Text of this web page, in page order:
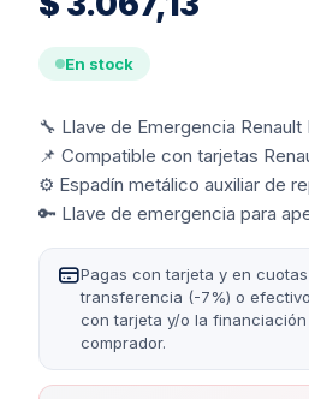
En stock
🔧 Llave de Emergencia Renault
📌 Compatible con tarjetas
⚙️ Espadín metálico auxiliar de
🔑 Llave de emergencia para
Pagas con tarjeta y en
transferencia (-7%) o
con tarjeta y/o la
comprador.